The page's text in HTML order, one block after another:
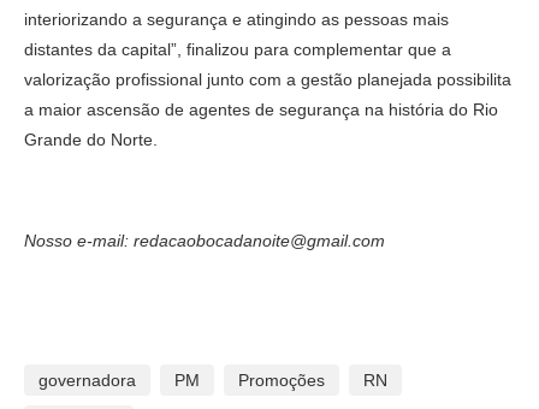
interiorizando a segurança e atingindo as pessoas mais
distantes da capital”, finalizou para complementar que a
valorização profissional junto com a gestão planejada possibilita
a maior ascensão de agentes de segurança na história do Rio
Grande do Norte.
Nosso e-mail: redacaobocadanoite@gmail.com
governadora PM Promoções RN